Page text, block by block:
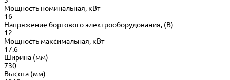
Мощность номинальная, кВт
16
Напряжение бортового электрооборудования, (В)
12
Мощность максимальная, кВт
17.6
Ширина (мм)
730
Высота (мм)